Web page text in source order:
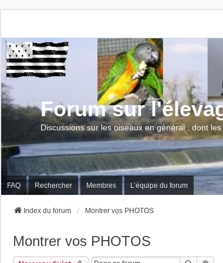
Forum sur
Discussions sur les oiseaux en général , dont
FAQ Rechercher Membres L’équipe du forum
Index du forum Montrer vos PHOTOS
Montrer vos PHOTOS